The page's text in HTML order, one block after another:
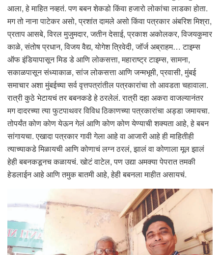
आला, हे माहित नव्हतं. पण बबन शेकडो किंवा हजारो लोकांचा लाडका होता.
मग तो नाना पाटेकर असो, प्रशांत दामले असो किंवा पत्रकार अंबरिश मिश्रा,
प्रताप आसबे, विरल मुजुमदार, जतीन देसाई, प्रकाश अकोलकर, विजयकुमार
काळे, संतोष प्रधान, विजय वैद्य, योगेश त्रिवेदी, जॉर्ज अब्राहम… टाइम्स
ऑफ इंडियापासून मिड डे आणि लोकसत्ता, महाराष्ट्र टाइम्स, सामना,
सकाळपासून संध्याकाळ, सांज लोकसत्ता आणि जन्मभूमी, प्रवासी, मुंबई
समाचार अशा मुंबईच्या सर्व वृत्तपत्रांतील पत्रकारांचा तो आवडता चहावाला.
रात्री कुठे भेटायचं तर बबनकडे हे ठरलेलं. रात्री दहा अकरा वाजल्यानंतर
मग दादरच्या त्या फुटपाथवर विविध ठिकाणच्या पत्रकारांचा अड्डा जमायचा.
तोपर्यंत कोण कोण येऊन गेलं आणि कोण कोण येण्याची शक्यता आहे, हे बबन
सांगायचा. एखादा पत्रकार गावी गेला आहे वा आजारी आहे ही माहितीही
त्याच्याकडे मिळायची आणि कोणाचं लग्न ठरलं, झालं वा कोणाला मूल झालं
हेही बबनकडूनच कळायचं. खोटं वाटेल, पण उद्या अमक्या पेपरात तमकी
हेडलाईन आहे आणि तमुक बातमी आहे, हेही बबनला माहीत असायचं.